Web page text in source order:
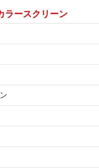
ラースクリーン